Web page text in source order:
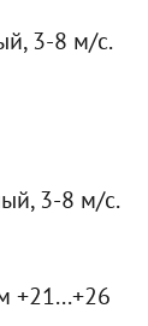
3-8 м/с.
3-8 м/с.
+21...+26